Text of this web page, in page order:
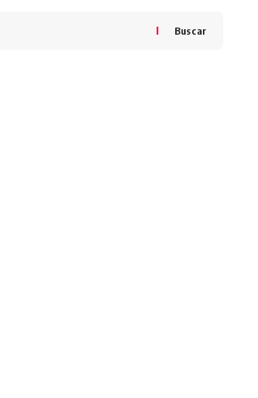
Buscar